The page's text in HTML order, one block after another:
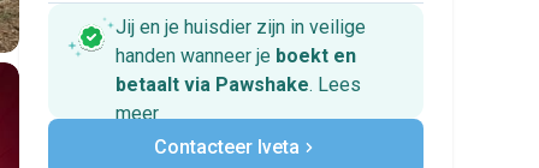
Jij en je huisdier zijn in veilige
handen wanneer je boekt en
betaalt via Pawshake. Lees
meer
Veilig betalen
Hulp als plannen veranderen
Contacteer Iveta